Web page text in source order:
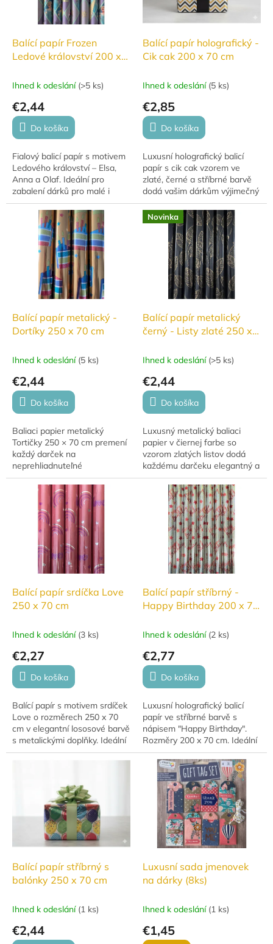
Balící papír Frozen
Ledové království 200 x
Ihned k odeslání (>5 ks)
€2,44
Do košíka
Fialový balicí papír s motivem
Ledového království – Elsa,
Anna a Olaf. Ideální pro
zabalení dárků pro malé i
velké fanoušky. Krásný design,
který okouzlí každého
milovníka...
Balící papír holografický -
Cik cak 200 x 70 cm
Ihned k odeslání (5 ks)
€2,85
Do košíka
Luxusní holografický balicí
papír s cik cak vzorem ve
zlaté, černé a stříbrné barvě
dodá vašim dárkům výjimečný
vzhled. Formát 200 × 70 cm je
ideální pro balení větších i...
Balící papír metalický -
Dortíky 250 x 70 cm
Ihned k odeslání (5 ks)
€2,44
Do košíka
Baliaci papier metalický
Tortičky 250 × 70 cm premení
každý darček na
neprehliadnuteľné
prekvapenie. Veselý motív
tortičiek v kombinácii s
metalickým leskom je ideálny
Novinka
Balící papír metalický
černý - Listy zlaté 250 x
Ihned k odeslání (>5 ks)
€2,44
Do košíka
Luxusný metalický baliaci
papier v čiernej farbe so
vzorom zlatých listov dodá
každému darčeku elegantný a
prémiový vzhľad. Skvelá voľba
na slávnostné príležitosti aj...
Balící papír srdíčka Love
250 x 70 cm
Ihned k odeslání (3 ks)
€2,27
Do košíka
Balící papír s motivem srdíček
Love o rozměrech 250 x 70
cm v elegantní lososové barvě
s metalickými doplňky. Ideální
pro dárky, které zaujmou a
Balící papír stříbrný -
Happy Birthday 200 x 70
Ihned k odeslání (2 ks)
€2,77
Do košíka
Luxusní holografický balicí
papír ve stříbrné barvě s
nápisem "Happy Birthday".
Rozměry 200 x 70 cm. Ideální
pro dárkové balení k
narozeninám, které zaujme
každého oslavence.
Balící papír stříbrný s
balónky 250 x 70 cm
Ihned k odeslání (1 ks)
€2,44
Luxusní sada jmenovek
na dárky (8ks)
Ihned k odeslání (1 ks)
€1,45